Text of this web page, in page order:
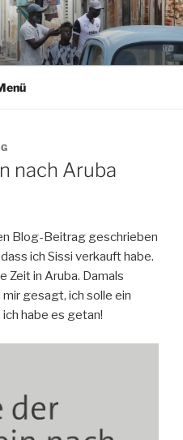
nach Aruba
Blog-Beitrag geschrieben
ich Sissi verkauft habe.
Zeit in Aruba. Damals
gesagt, ich solle ein
habe es getan!